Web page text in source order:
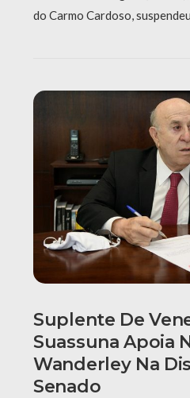
do Carmo Cardoso,
Suplente De
Suassuna Apoia
Wanderley Na
Senado